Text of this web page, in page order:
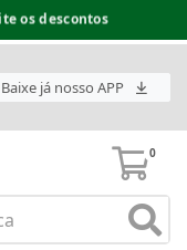
acesso superior
Baixe já nosso APP
0